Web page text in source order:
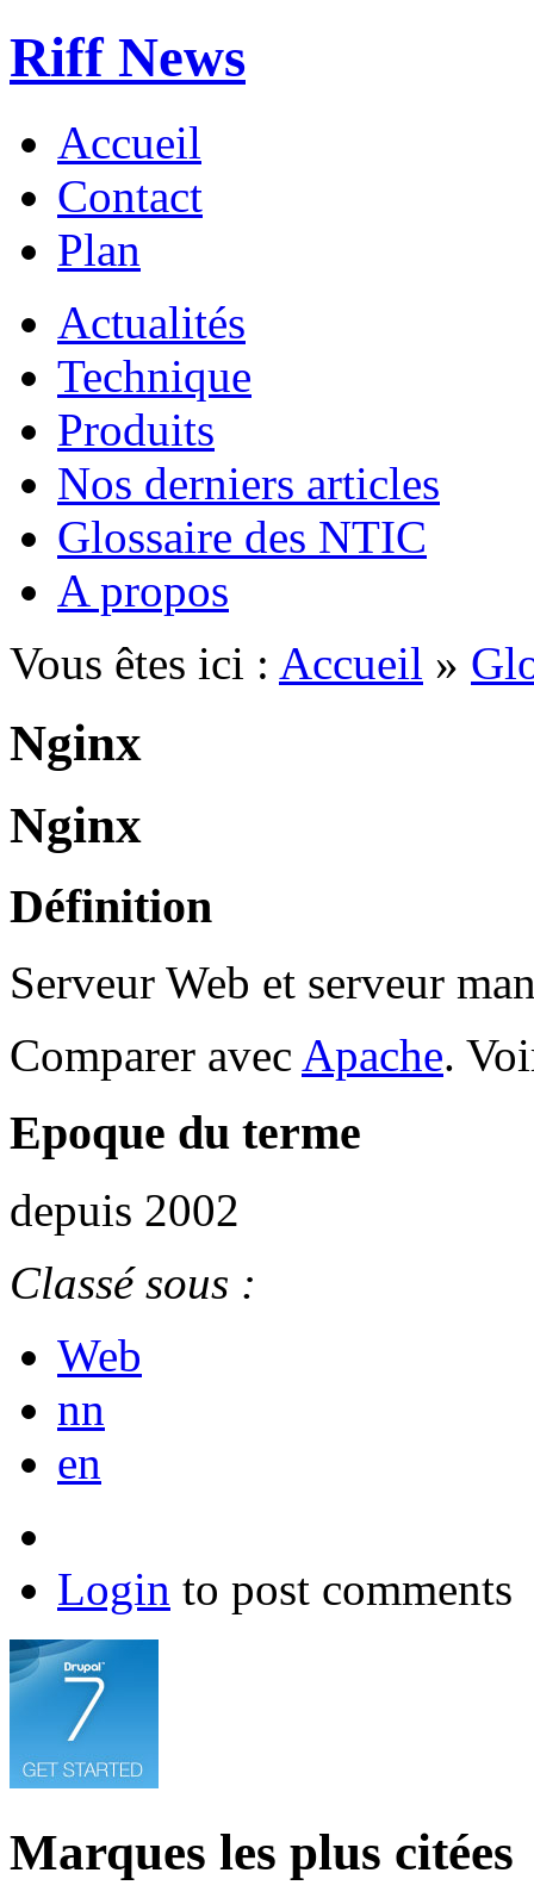
Riff News
Accueil
Contact
Plan
Actualités
Technique
Produits
Nos derniers articles
Glossaire des NTIC
A propos
Vous êtes ici : Accueil »
Nginx
Nginx
Définition
Serveur Web et serveur
Comparer avec Apache.
Epoque du terme
depuis 2002
Classé sous :
Web
nn
en
Login to post comments
Marques les plus citées